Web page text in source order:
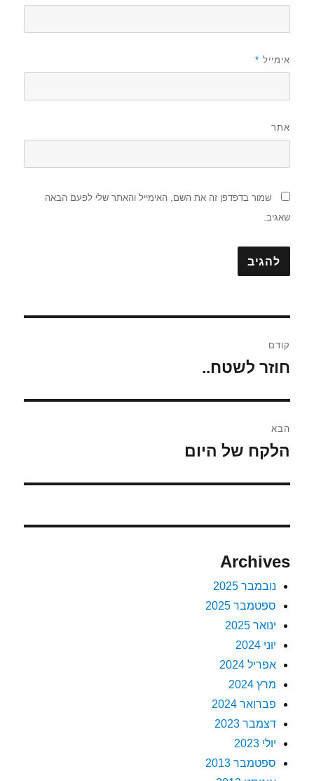
אימייל *
אתר
שמור בדפדפן זה את השם, האימייל והאתר שלי לפעם הבאה
שאגיב.
קודם
הפוסט
חוזר לשטח..
הבא
הפוסט
הלקח של היום
Archives
נובמבר 2025
ספטמבר 2025
ינואר 2025
יוני 2024
אפריל 2024
מרץ 2024
פברואר 2024
דצמבר 2023
יולי 2023
ספטמבר 2013